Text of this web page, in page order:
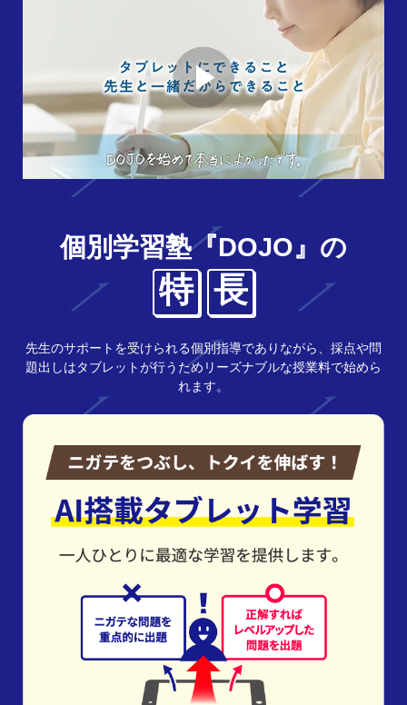
個別学習塾『DOJO』の
特 長
先生のサポートを受けられる個別指導でありながら、採点や問
題出しはタブレットが行うためリーズナブルな授業料で始めら
れます。